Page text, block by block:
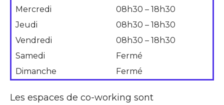
Mercredi
08h30 – 18h30
Jeudi
08h30 – 18h30
Vendredi
08h30 – 18h30
Samedi
Fermé
Dimanche
Fermé
Les espaces de co-working sont